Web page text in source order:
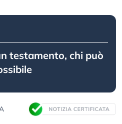
testamento, chi può